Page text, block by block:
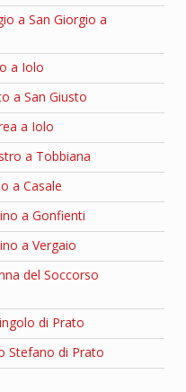
a San Giorgio a
a Iolo
a San Giusto
a Iolo
a Tobbiana
a Casale
a Gonfienti
a Vergaio
del Soccorso
di Prato
Stefano di Prato